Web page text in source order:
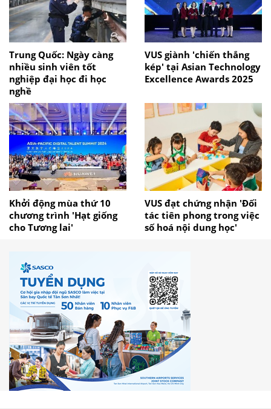
Trung Quốc: Ngày càng
nhiều sinh viên tốt
nghiệp đại học đi học
nghề
VUS giành 'chiến thắng
kép' tại Asian Technology
Excellence Awards 2025
Khởi động mùa thứ 10
chương trình 'Hạt giống
cho Tương lai'
VUS đạt chứng nhận 'Đối
tác tiên phong trong việc
số hoá nội dung học'